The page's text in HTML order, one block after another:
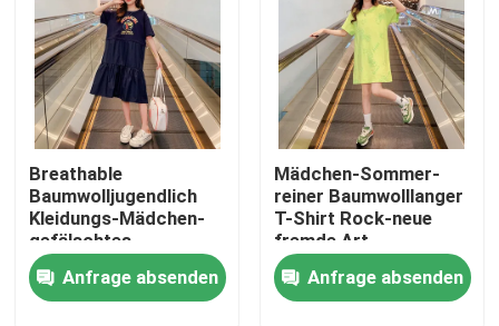
Haus
Breathable
Baumwolljugendlich
Kleidungs-Mädchen-
gefälschtes
zweiteiliges T-Shirt
100%Anfrage absenden
Mädchen-Sommer-
reiner Baumwolllanger
T-Shirt Rock-neue
fremde Art
Anfrage absenden